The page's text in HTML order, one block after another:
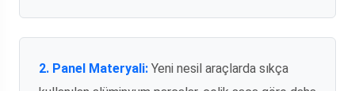
2. Panel Materyali: Yeni nesil araçlarda sıkça